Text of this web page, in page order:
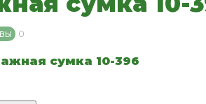
0
сумка 10-396